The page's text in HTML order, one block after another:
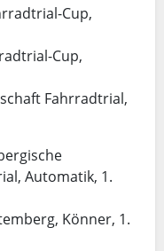
Cup,
Cup,
Fahrradtrial,
Automatik, 1.
Könner, 1.